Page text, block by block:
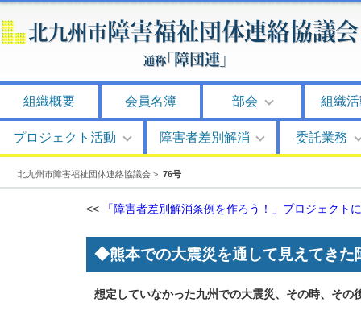
組織概要 会員名簿 部会 組織
プロジェクト活動 障害者差別解消 委託業務
北九州市障害福祉団体連絡協議会 > 76号
<< 「障害者差別解消条例を作ろう！」プロジェクト
◆熊本での大震災を通して見えてきた
想定していなかった九州での大震災、その時、その